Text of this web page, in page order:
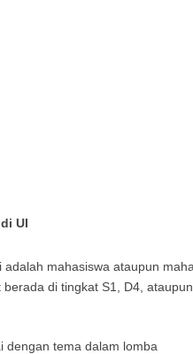
UI
mahasiswa ataupun
di tingkat S1, D4,
dengan tema dalam lomba